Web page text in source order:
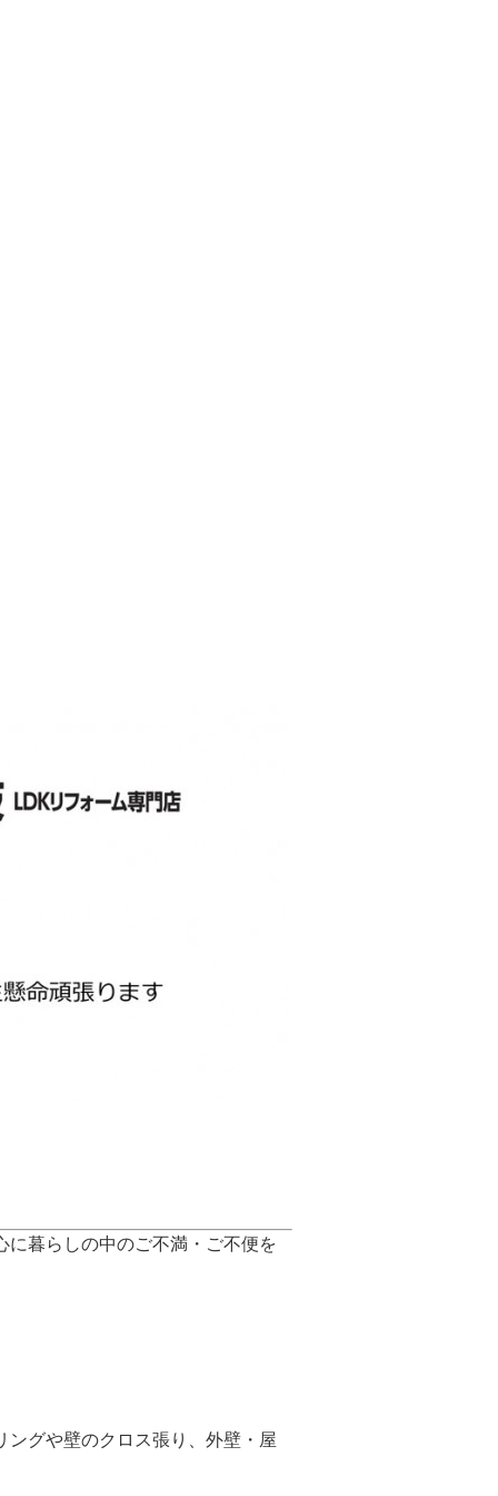
に暮らしの中のご不満・ご不便を
グや壁のクロス張り、外壁・屋